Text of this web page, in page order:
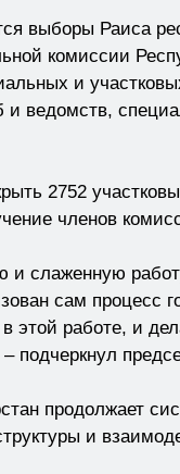
выборы Раиса
комиссии
и
ведомств,
2752
членов
слаженную
сам
в этой работе, и
продолжает
и